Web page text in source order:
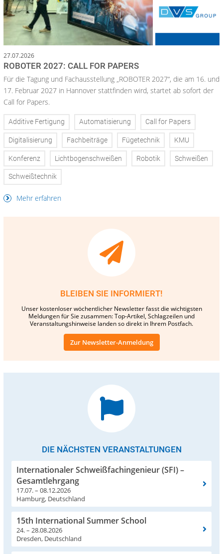
27.07.2026
ROBOTER 2027: CALL FOR PAPERS
Für die Tagung und Fachausstellung „ROBOTER 2027“, die am 16. und
17. Februar 2027 in Hannover stattfinden wird, startet ab sofort der
Call for Papers.
Additive Fertigung Automatisierung Call for Papers
Digitalisierung Fachbeiträge Fügetechnik KMU
Konferenz Lichtbogenschweißen Robotik Schweißen
Schweißtechnik
Mehr erfahren
BLEIBEN SIE INFORMIERT!
Unser kostenloser wöchentlicher Newsletter fasst die wichtigsten
Meldungen für Sie zusammen: Top-Artikel, Schlagzeilen und
Veranstaltungshinweise landen so direkt in Ihrem Postfach.
Zur Newsletter-Anmeldung
DIE NÄCHSTEN VERANSTALTUNGEN
Internationaler Schweißfachingenieur (SFI) –
Gesamtlehrgang
17.07. – 08.12.2026
Hamburg, Deutschland
15th International Summer School
24. – 28.08.2026
Dresden, Deutschland